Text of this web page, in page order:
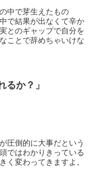
中で芽生えたもの
で結果が出なくて辛か
とのギャップで自分を
ことで辞めちゃいけな
るか？」
圧倒的に大事だという
ではわかりきっている
く変わってきますよ。